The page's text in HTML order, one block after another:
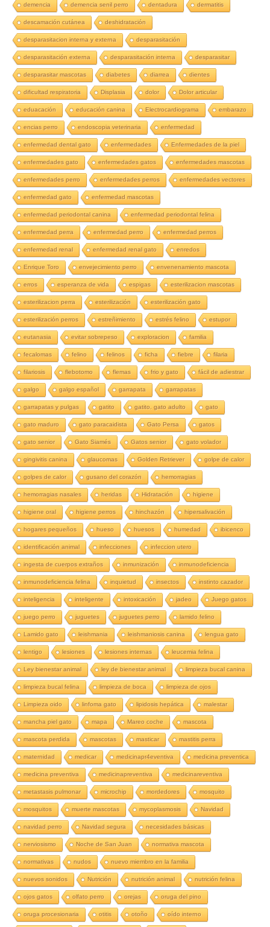
demencia demencia senil perro dentadura dermatitis
descamación cutánea deshidratación
desparasitacion interna y externa desparasitación
desparasitación externa desparasitación interna desparasitar
desparasitar mascotas diabetes diarrea dientes
dificultad respiratoria Displasia dolor Dolor articular
eduacación educación canina Electrocardiograma embarazo
encias perro endoscopia veterinaria enfermedad
enfermedad dental gato enfermedades Enfermedades de la piel
enfermedades gato enfermedades gatos enfermedades mascotas
enfermedades perro enfermedades perros enfermedades vectores
enfermedad gato enfermedad mascotas
enfermedad periodontal canina enfermedad periodontal felina
enfermedad perra enfermedad perro enfermedad perros
enfermedad renal enfermedad renal gato enredos
Enrique Toro envejecimiento perro envenenamiento mascota
erros esperanza de vida espigas esterilizacion mascotas
esterilizacion perra esterilización esterilización gato
esterilización perros estreñimiento estrés felino estupor
eutanasia evitar sobrepeso exploracion familia
fecalomas felino felinos ficha fiebre filaria
filariosis flebotomo flemas frio y gato fácil de adiestrar
galgo galgo español garrapata garrapatas
garrapatas y pulgas gatito gatito. gato adulto gato
gato maduro gato paracaidista Gato Persa gatos
gato senior Gato Siamés Gatos senior gato volador
gingivitis canina glaucomas Golden Retriever golpe de calor
golpes de calor gusano del corazón hemorragias
hemorragias nasales heridas Hidratación higiene
higiene oral higiene perros hinchazón hipersalivación
hogares pequeños hueso huesos humedad ibicenco
identificación animal infecciones infeccion utero
ingesta de cuerpos extraños inmunización inmunodeficiencia
inmunodeficiencia felina inquietud insectos instinto cazador
inteligencia inteligente intoxicación jadeo Juego gatos
juego perro juguetes juguetes perro lamido felino
Lamido gato leishmania leishmaniosis canina lengua gato
lentigo lesiones lesiones internas leucemia felina
Ley bienestar animal ley de bienestar animal limpieza bucal canina
limpieza bucal felina limpieza de boca limpieza de ojos
Limpieza oido linfoma gato lipidosis hepática malestar
mancha piel gato mapa Mareo coche mascota
mascota perdida mascotas masticar mastitis perra
maternidad medicar medicinapr4eventiva medicina preventica
medicina preventiva medicinapreventiva medicinareventiva
metastasis pulmonar microchip mordedores mosquito
mosquitos muerte mascotas mycoplasmosis Navidad
navidad perro Navidad segura necesidades básicas
nerviosismo Noche de San Juan normativa mascota
normativas nudos nuevo miembro en la familia
nuevos sonidos Nutrición nutrición animal nutrición felina
ojos gatos olfato perro orejas oruga del pino
oruga procesionaria otitis otoño oído interno